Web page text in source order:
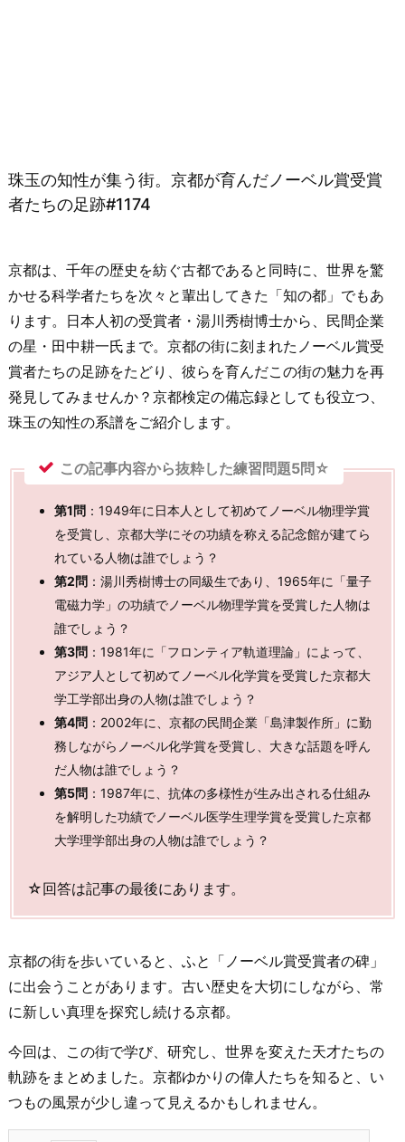
珠玉の知性が集う街。京都が育んだノーベル賞受賞
者たちの足跡#1174
京都は、千年の歴史を紡ぐ古都であると同時に、世界を驚
かせる科学者たちを次々と輩出してきた「知の都」でもあ
ります。日本人初の受賞者・湯川秀樹博士から、民間企業
の星・田中耕一氏まで。京都の街に刻まれたノーベル賞受
賞者たちの足跡をたどり、彼らを育んだこの街の魅力を再
発見してみませんか？京都検定の備忘録としても役立つ、
珠玉の知性の系譜をご紹介します。
この記事内容から抜粋した練習問題5問☆
第1問 ：1949年に日本人として初めてノーベル物理学賞
を受賞し、京都大学にその功績を称える記念館が建てら
れている人物は誰でしょう？
第2問 ：湯川秀樹博士の同級生であり、1965年に「量子
電磁力学」の功績でノーベル物理学賞を受賞した人物は
誰でしょう？
第3問 ：1981年に「フロンティア軌道理論」によって、
アジア人として初めてノーベル化学賞を受賞した京都大
学工学部出身の人物は誰でしょう？
第4問 ：2002年に、京都の民間企業「島津製作所」に勤
務しながらノーベル化学賞を受賞し、大きな話題を呼ん
だ人物は誰でしょう？
第5問 ：1987年に、抗体の多様性が生み出される仕組み
を解明した功績でノーベル医学生理学賞を受賞した京都
大学理学部出身の人物は誰でしょう？
☆回答は記事の最後にあります。
京都の街を歩いていると、ふと「ノーベル賞受賞者の碑」
に出会うことがあります。古い歴史を大切にしながら、常
に新しい真理を探究し続ける京都。
今回は、この街で学び、研究し、世界を変えた天才たちの
軌跡をまとめました。京都ゆかりの偉人たちを知ると、い
つもの風景が少し違って見えるかもしれません。